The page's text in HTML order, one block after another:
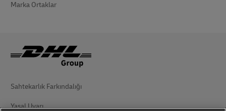
Marka Ortaklar
Sahtekarlık Farkındalığı
Yasal Uyarı